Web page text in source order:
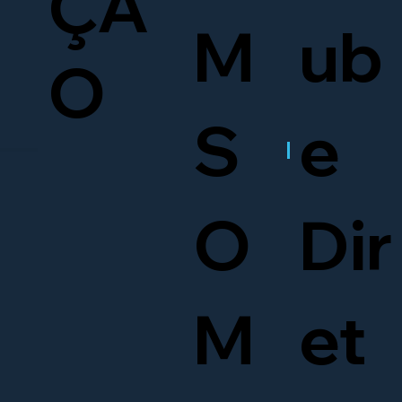
M
S
O
M
ub
e
Dir
et
O